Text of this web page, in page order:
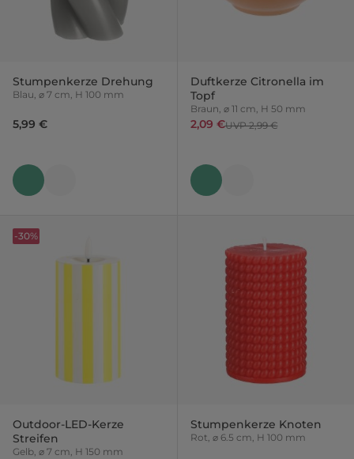
Stumpenkerze Drehung
Blau, ⌀ 7 cm, H 100 mm
5,99 €
Duftkerze Citronella im
Topf
Braun, ⌀ 11 cm, H 50 mm
2,09 €UVP 2,99 €
Outdoor-LED-Kerze
Streifen
Gelb, ⌀ 7 cm, H 150 mm
-30%
Stumpenkerze Knoten
Rot, ⌀ 6.5 cm, H 100 mm